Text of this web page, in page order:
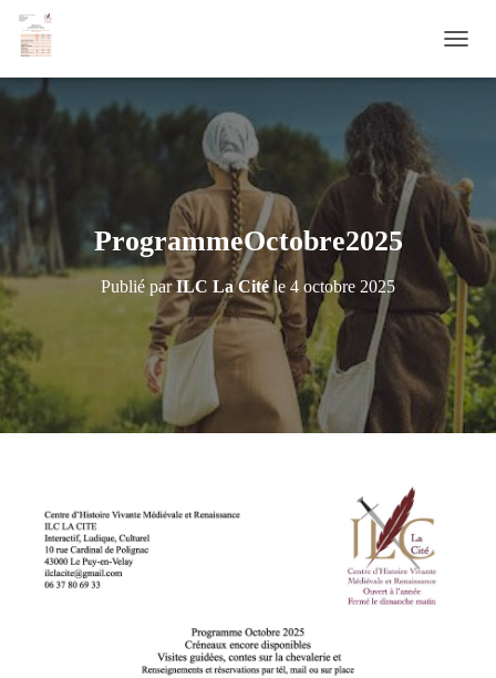
É
R
L
A
O
N
ProgrammeOctobre2025
Publié parILC La Citéle 4 octobre 2025